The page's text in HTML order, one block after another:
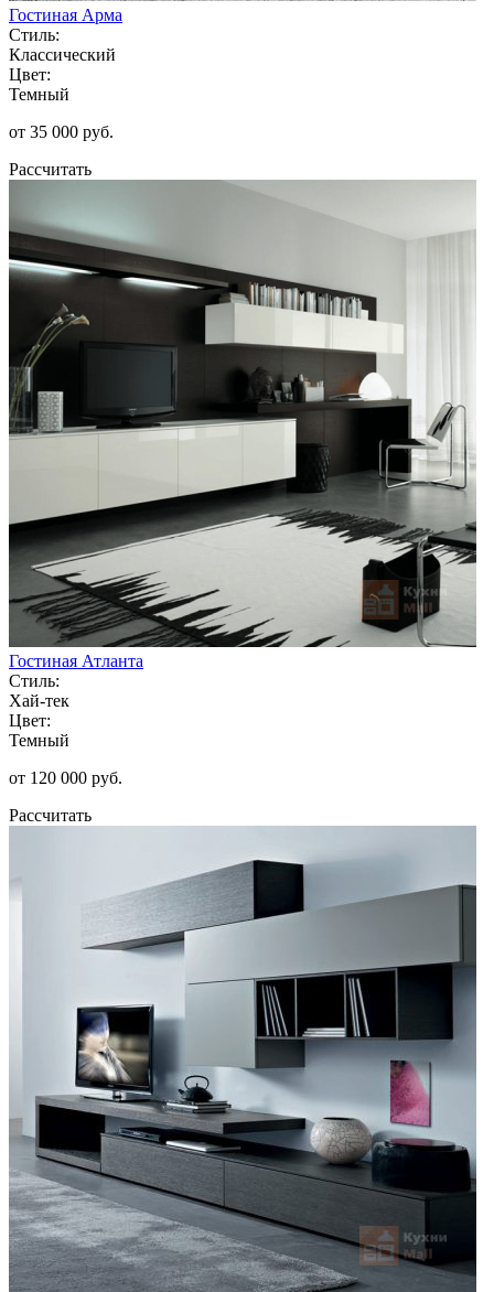
Гостиная Арма
Стиль:
Классический
Цвет:
Темный
от 35 000 руб.
Рассчитать
Гостиная Атланта
Стиль:
Хай-тек
Цвет:
Темный
от 120 000 руб.
Рассчитать